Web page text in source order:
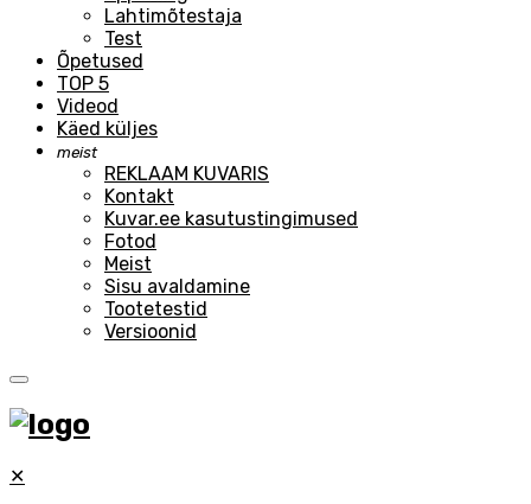
Lahtimõtestaja
Test
Õpetused
TOP 5
Videod
Käed küljes
meist
REKLAAM KUVARIS
Kontakt
Kuvar.ee kasutustingimused
Fotod
Meist
Sisu avaldamine
Tootetestid
Versioonid
✕